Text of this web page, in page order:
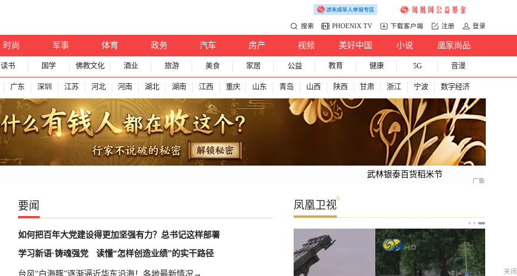
搜索 PHOENIX TV 下载客户端 注册 登录
时尚 军事 体育 政务 汽车 房产 视频 美好中国 小说 凰家尚品
读书 国学 佛教文化 酒业 旅游 美食 家居 公益 教育 健康 5G 音漫
广东 深圳 江苏 河北 河南 湖北 湖南 江西 重庆 山东 青岛 山西 陕西 甘肃 浙江 宁波 数字经济
武林银泰百货稻米节
要闻
如何把百年大党建设得更加坚强有力？总书记这样部署
学习新语·铸魂强党
读懂“怎样创造业绩”的实干路径
台风“白海豚”逐渐逼近华东沿海！各地最新情况→
凤凰卫视
关闭